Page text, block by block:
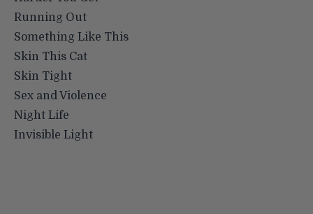
Running Out
Something Like This
Skin This Cat
Skin Tight
Sex and Violence
Night Life
Invisible Light